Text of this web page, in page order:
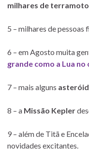
milhares de
5 – milhares de pessoas
6 – em Agosto muita
grande como a Lua no
7 – mais alguns
8 – a Missão Kepler
9 – além de Titã e
novidades excitantes.